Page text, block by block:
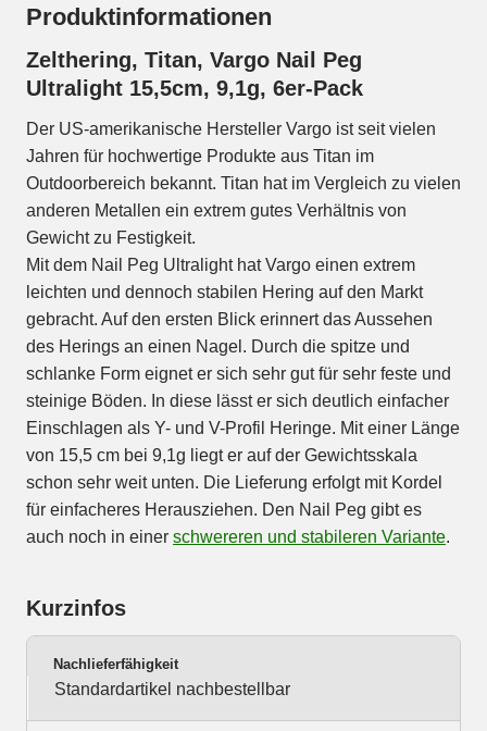
Produktinformationen
Zelthering, Titan, Vargo Nail Peg
Ultralight 15,5cm, 9,1g, 6er-Pack
Der US-amerikanische Hersteller Vargo ist seit vielen
Jahren für hochwertige Produkte aus Titan im
Outdoorbereich bekannt. Titan hat im Vergleich zu vielen
anderen Metallen ein extrem gutes Verhältnis von
Gewicht zu Festigkeit.
Mit dem Nail Peg Ultralight hat Vargo einen extrem
leichten und dennoch stabilen Hering auf den Markt
gebracht. Auf den ersten Blick erinnert das Aussehen
des Herings an einen Nagel. Durch die spitze und
schlanke Form eignet er sich sehr gut für sehr feste und
steinige Böden. In diese lässt er sich deutlich einfacher
Einschlagen als Y- und V-Profil Heringe. Mit einer Länge
von 15,5 cm bei 9,1g liegt er auf der Gewichtsskala
schon sehr weit unten. Die Lieferung erfolgt mit Kordel
für einfacheres Herausziehen. Den Nail Peg gibt es
auch noch in einer schwereren und stabileren Variante.
Kurzinfos
Nachlieferfähigkeit
Standardartikel nachbestellbar